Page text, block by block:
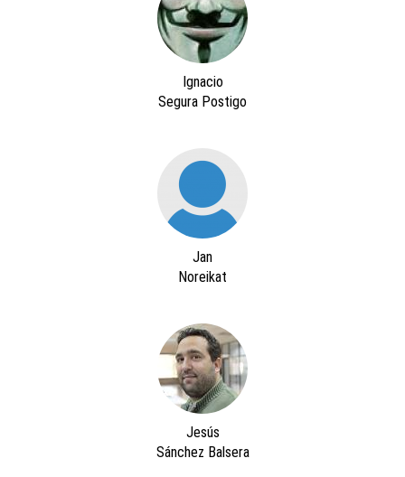
Ignacio
Segura Postigo
Jan
Noreikat
Jesús
Sánchez Balsera